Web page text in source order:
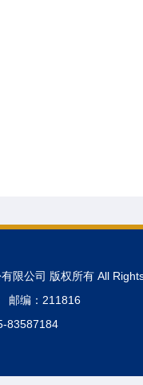
限公司 版权所有 All
邮编：211816
83587184